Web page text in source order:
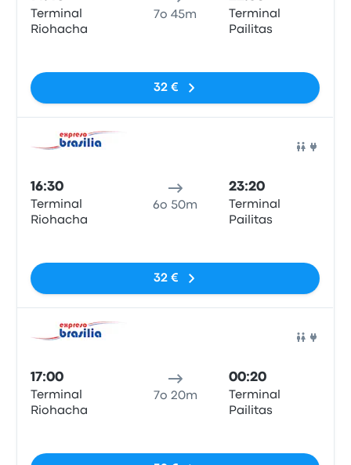
Terminal
Riohacha
7o 45m
Terminal
Pailitas
32 €
16:30
Terminal
Riohacha
6o 50m
23:20
Terminal
Pailitas
32 €
17:00
Terminal
Riohacha
7o 20m
00:20
Terminal
Pailitas